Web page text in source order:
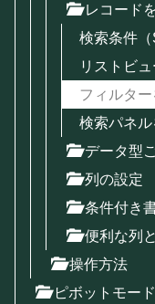
レコード
フィルタ
検索パネ
データ型ご
列の設定
条件付き書
便利な列
操作方法
ピボットモード